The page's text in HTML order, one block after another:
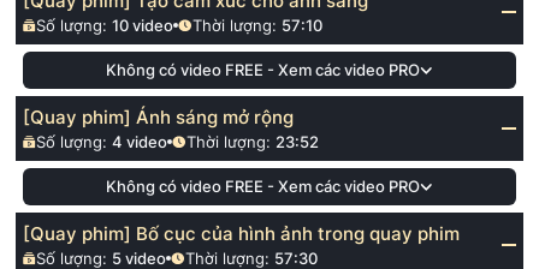
Số lượng:10 video Thời lượng: 57:10
Không có video FREE - Xem các video PRO
[Quay phim] Ánh sáng mở rộng
Số lượng:4 video Thời lượng: 23:52
Không có video FREE - Xem các video PRO
[Quay phim] Bố cục của hình ảnh trong quay phim
Số lượng: 5 video Thời lượng: 57:30